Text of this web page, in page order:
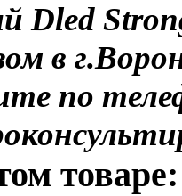
Dled
в
по
товаре: